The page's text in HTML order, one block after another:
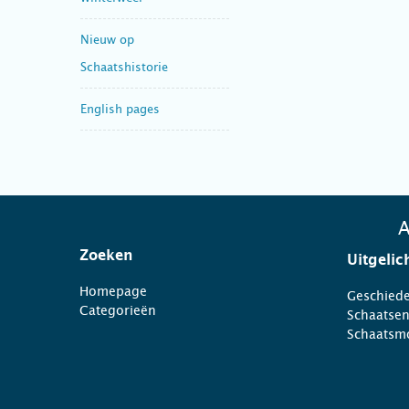
Nieuw op
Schaatshistorie
English pages
Zoeken
Homepage
Categorieën